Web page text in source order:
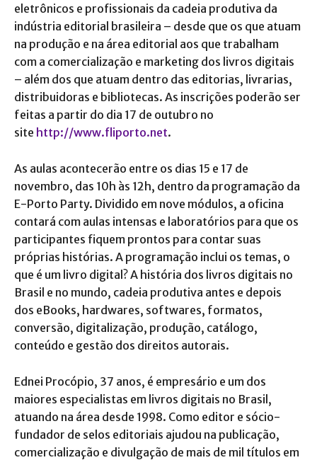
eletrônicos e profissionais da cadeia produtiva da
indústria editorial brasileira – desde que os que atuam
na produção e na área editorial aos que trabalham
com a comercialização e marketing dos livros digitais
– além dos que atuam dentro das editorias, livrarias,
distribuidoras e bibliotecas. As inscrições poderão ser
feitas a partir do dia 17 de outubro no
site http://www.fliporto.net.
As aulas acontecerão entre os dias 15 e 17 de
novembro, das 10h às 12h, dentro da programação da
E-Porto Party. Dividido em nove módulos, a oficina
contará com aulas intensas e laboratórios para que os
participantes fiquem prontos para contar suas
próprias histórias. A programação inclui os temas, o
que é um livro digital? A história dos livros digitais no
Brasil e no mundo, cadeia produtiva antes e depois
dos eBooks, hardwares, softwares, formatos,
conversão, digitalização, produção, catálogo,
conteúdo e gestão dos direitos autorais.
Ednei Procópio, 37 anos, é empresário e um dos
maiores especialistas em livros digitais no Brasil,
atuando na área desde 1998. Como editor e sócio-
fundador de selos editoriais ajudou na publicação,
comercialização e divulgação de mais de mil títulos em